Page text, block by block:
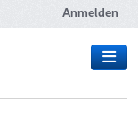
Anmelden